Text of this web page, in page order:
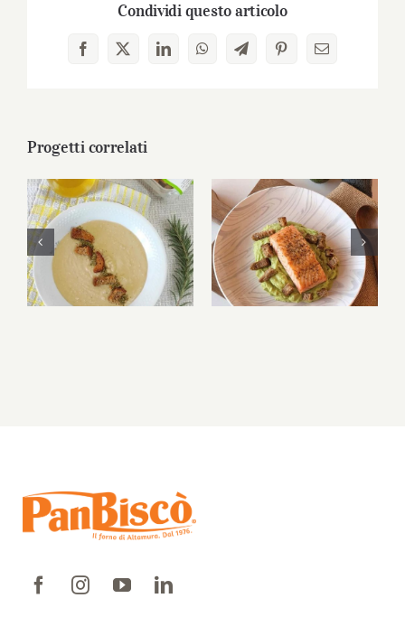
Condividi questo articolo
Facebook
X LinkedInWhatsAppTelegramPinterestEmail
Progetti correlati
Vellutata di fagioli
con Crostini
Tozzapane
Multicereali®
Salmone su crema
di avocado con
Crostini Tozzapane
Multicereali®